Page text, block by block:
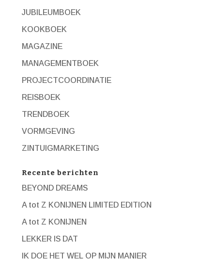
JUBILEUMBOEK
KOOKBOEK
MAGAZINE
MANAGEMENTBOEK
PROJECTCOORDINATIE
REISBOEK
TRENDBOEK
VORMGEVING
ZINTUIGMARKETING
Recente berichten
BEYOND DREAMS
A tot Z KONIJNEN LIMITED EDITION
A tot Z KONIJNEN
LEKKER IS DAT
IK DOE HET WEL OP MIJN MANIER